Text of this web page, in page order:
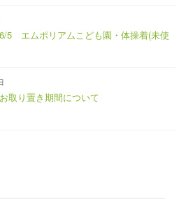
6/5 エムポリアムこども園・体操着(未使
取り置き期間について